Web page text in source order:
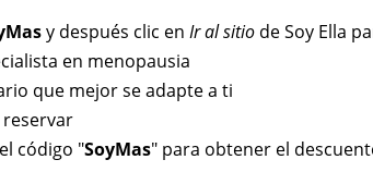
y después clic en Ir al sitio de Soy Ella
en menopausia
que mejor se adapte a ti
código "SoyMas" para obtener el